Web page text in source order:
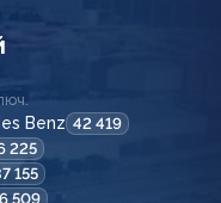
Benz 42 419
225
155
509